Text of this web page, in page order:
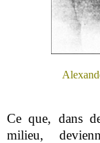
Ce que, dans
milieu,